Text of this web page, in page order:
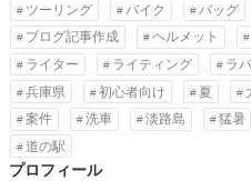
ツーリング
バイク バッグ
ブログ記事作成
ヘルメット
ライター
ライティング ラ
兵庫県
初心者向け 夏
案件
洗車 淡路島 猛暑
道の駅
プロフィール